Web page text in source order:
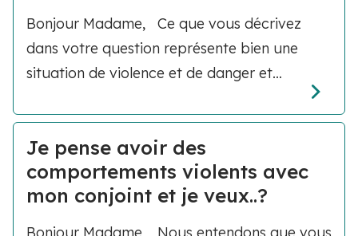
Bonjour Madame, Ce que vous décrivez
dans votre question représente bien une
situation de violence et de danger et...
Je pense avoir des
comportements violents avec
mon conjoint et je veux..?
Bonjour Madame, Nous entendons que vous